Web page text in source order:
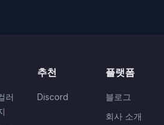
러
추천
Discord
플랫폼
블로그
회사 소개